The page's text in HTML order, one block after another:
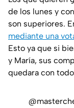
de los lunes y
son superiores.
mediante una
Esto ya que si
y María, sus
quedara con